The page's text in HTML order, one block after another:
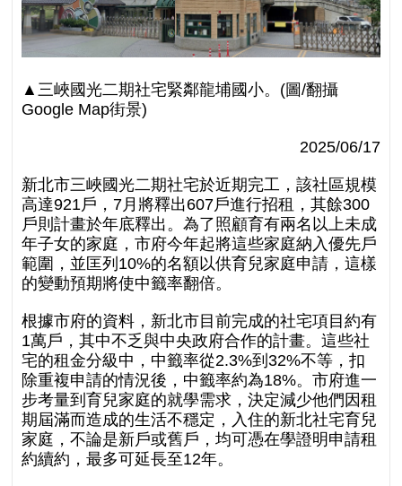
▲ 三峽國光二期社宅緊鄰龍埔國小。 (圖/翻攝
Google Map街景)
2025/06/17
新北市三峽國光二期社宅於近期完工，該社區規模
高達921戶，7月將釋出607戶進行招租，其餘300
戶則計畫於年底釋出。為了照顧育有兩名以上未成
年子女的家庭，市府今年起將這些家庭納入優先戶
範圍，並匡列10%的名額以供育兒家庭申請，這樣
的變動預期將使中籤率翻倍。
根據市府的資料，新北市目前完成的社宅項目約有
1萬戶，其中不乏與中央政府合作的計畫。這些社
宅的租金分級中，中籤率從2.3%到32%不等，扣
除重複申請的情況後，中籤率約為18%。市府進一
步考量到育兒家庭的就學需求，決定減少他們因租
期屆滿而造成的生活不穩定，入住的新北社宅育兒
家庭，不論是新戶或舊戶，均可憑在學證明申請租
約續約，最多可延長至12年。